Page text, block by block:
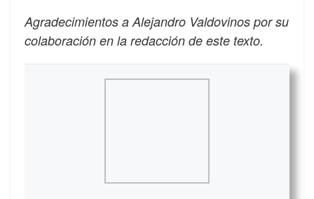
Agradecimientos a Alejandro Valdovinos por su
colaboración en la redacción de este texto.